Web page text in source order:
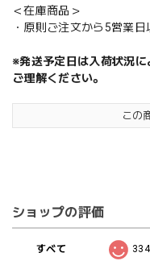
＜在庫商品＞
・原則ご注文から5営業日
※発送予定日は入荷状況
ご理解ください。
この
ショップの評価
すべて 334